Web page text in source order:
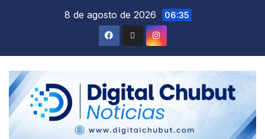
8 de agosto de 2026 06:35